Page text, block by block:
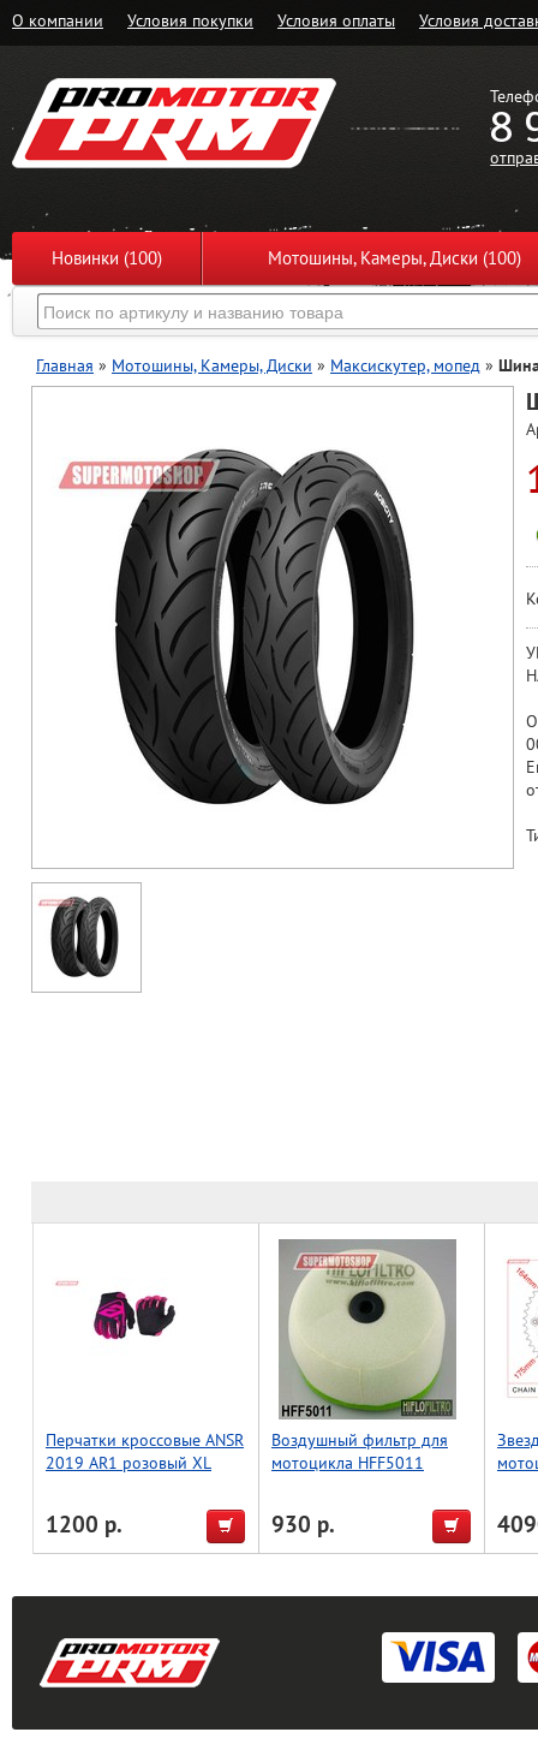
О компании Условия покупки Условия оплаты Условия
8
Новинки (100) Мотошины, Камеры, Диски (100)
Главная » Мотошины, Камеры, Диски » Максискутер, мопед »
Перчатки кроссовые ANSR
2019 AR1 розовый XL
1200 р.
Воздушный фильтр для
мотоцикла HFF5011
930 р.